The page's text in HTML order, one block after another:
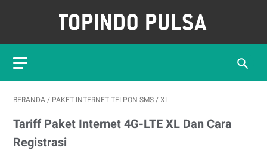
BERANDA / PAKET INTERNET TELPON SMS / XL
Tariff Paket Internet 4G-LTE XL Dan Cara
Registrasi